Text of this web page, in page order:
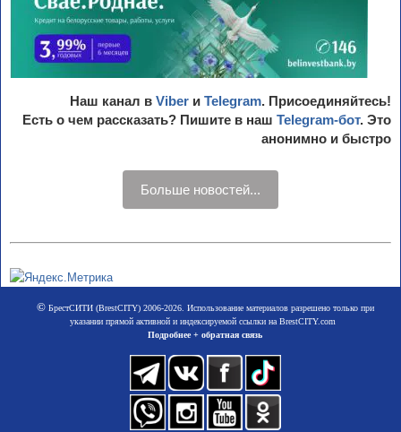
Наш канал в Viber и Telegram. Присоединяйтесь!
Есть о чем рассказать? Пишите в наш Telegram-бот. Это
анонимно и быстро
Больше новостей...
©БрестСИТИ (BrestCITY) 2006-2026. Использование материалов разрешено только при
указании прямой активной и индексируемой ссылки на BrestCITY.com
Подробнее + обратная связь